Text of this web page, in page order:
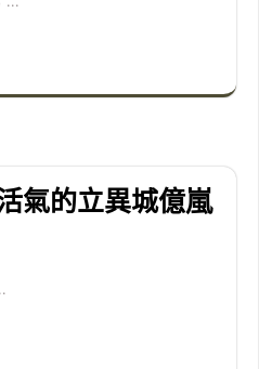
氣的立異城億嵐